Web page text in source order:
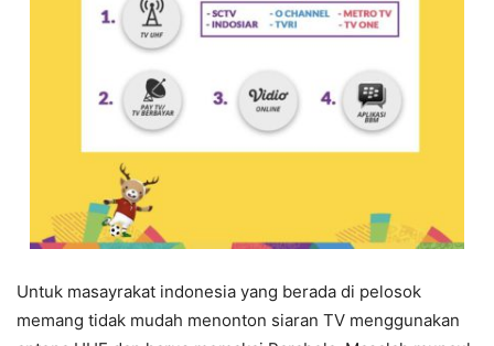
Untuk masayrakat indonesia yang berada di pelosok
memang tidak mudah menonton siaran TV menggunakan